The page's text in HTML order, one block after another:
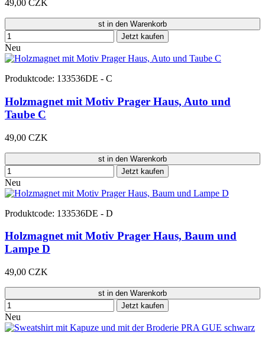
49,00 CZK
st in den Warenkorb
Jetzt kaufen
Neu
Produktcode: 133536DE - C
Holzmagnet mit Motiv Prager Haus, Auto und
Taube C
49,00 CZK
st in den Warenkorb
Jetzt kaufen
Neu
Produktcode: 133536DE - D
Holzmagnet mit Motiv Prager Haus, Baum und
Lampe D
49,00 CZK
st in den Warenkorb
Jetzt kaufen
Neu